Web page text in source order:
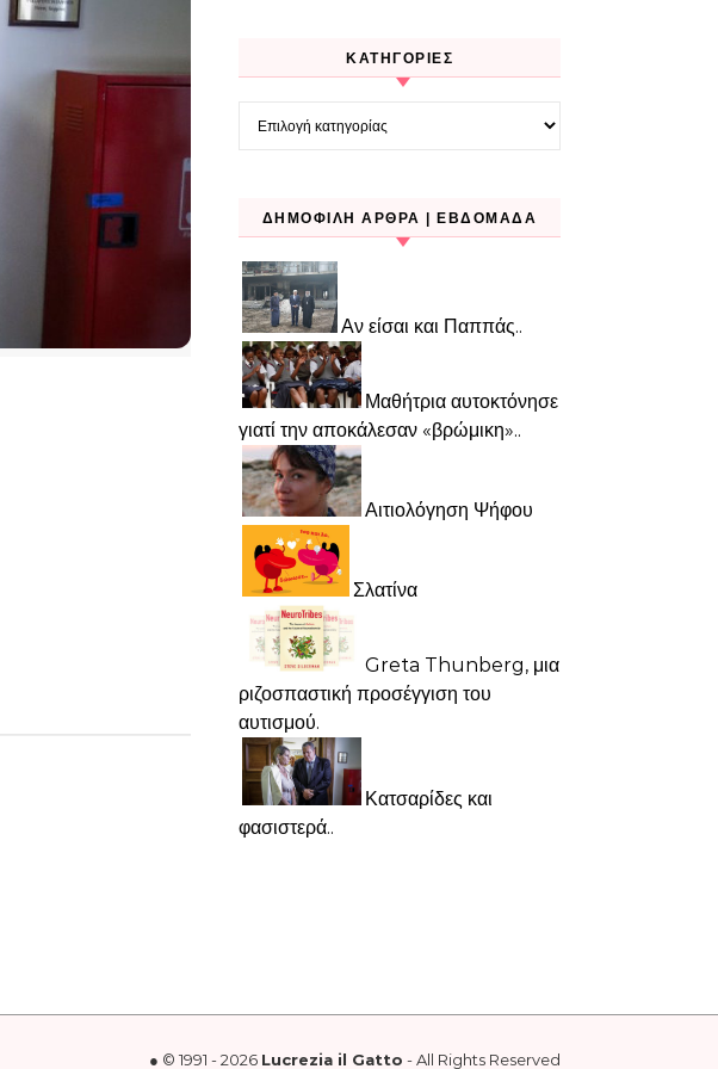
KΑΤΗΓΟΡΊΕΣ
Kατηγορίες
ΔΗΜΟΦΙΛΉ ΆΡΘΡΑ | ΕΒΔΟΜΆΔΑ
Αν είσαι και Παππάς..
Μαθήτρια αυτοκτόνησε
γιατί την αποκάλεσαν «βρώμικη»..
Αιτιολόγηση Ψήφου
Σλατίνα
Greta Thunberg, μια
ριζοσπαστική προσέγγιση του
αυτισμού.
Κατσαρίδες και
φασιστερά..
● © 1991 - 2026 Lucrezia il Gatto - All Rights Reserved